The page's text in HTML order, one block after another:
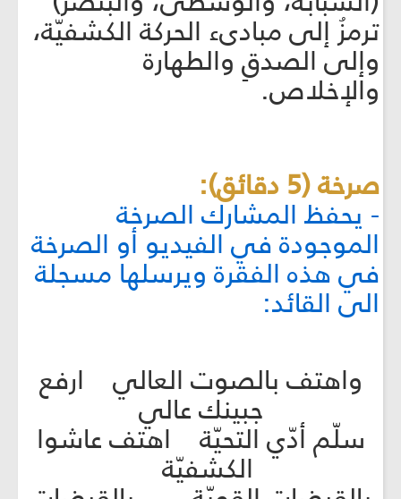
ترمزُ إلى مبادىء الحركة الكشفيّة،
وإلى الصدقِ والطهارة
والإخلاص.
صرخة (5 دقائق):
- يحفظ المشارك الصرخة
الموجودة في الفيديو أو الصرخة
في هذه الفقرة ويرسلها مسجلة
الى القائد:
واهتف بالصوت العالي ارفع
جبينك عالي
سلّم أدّي التحيّة اهتف عاشوا
الكشفيّة